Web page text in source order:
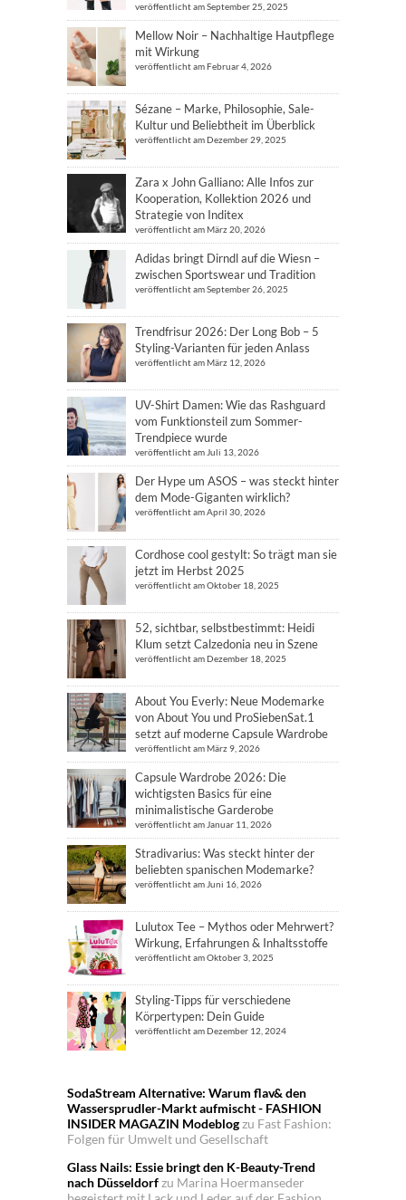
veröffentlicht am September 25, 2025
Mellow Noir – Nachhaltige Hautpflege
mit Wirkung
veröffentlicht am Februar 4, 2026
Sézane – Marke, Philosophie, Sale-
Kultur und Beliebtheit im Überblick
veröffentlicht am Dezember 29, 2025
Zara x John Galliano: Alle Infos zur
Kooperation, Kollektion 2026 und
Strategie von Inditex
veröffentlicht am März 20, 2026
Adidas bringt Dirndl auf die Wiesn –
zwischen Sportswear und Tradition
veröffentlicht am September 26, 2025
Trendfrisur 2026: Der Long Bob – 5
Styling-Varianten für jeden Anlass
veröffentlicht am März 12, 2026
UV-Shirt Damen: Wie das Rashguard
vom Funktionsteil zum Sommer-
Trendpiece wurde
veröffentlicht am Juli 13, 2026
Der Hype um ASOS – was steckt hinter
dem Mode-Giganten wirklich?
veröffentlicht am April 30, 2026
Cordhose cool gestylt: So trägt man sie
jetzt im Herbst 2025
veröffentlicht am Oktober 18, 2025
52, sichtbar, selbstbestimmt: Heidi
Klum setzt Calzedonia neu in Szene
veröffentlicht am Dezember 18, 2025
About You Everly: Neue Modemarke
von About You und ProSiebenSat.1
setzt auf moderne Capsule Wardrobe
veröffentlicht am März 9, 2026
Capsule Wardrobe 2026: Die
wichtigsten Basics für eine
minimalistische Garderobe
veröffentlicht am Januar 11, 2026
Stradivarius: Was steckt hinter der
beliebten spanischen Modemarke?
veröffentlicht am Juni 16, 2026
Lulutox Tee – Mythos oder Mehrwert?
Wirkung, Erfahrungen & Inhaltsstoffe
veröffentlicht am Oktober 3, 2025
Styling-Tipps für verschiedene
Körpertypen: Dein Guide
veröffentlicht am Dezember 12, 2024
SodaStream Alternative: Warum flav& den
Wassersprudler-Markt aufmischt - FASHION
INSIDER MAGAZIN Modeblogzu Fast Fashion:
Folgen für Umwelt und Gesellschaft
Glass Nails: Essie bringt den K-Beauty-Trend
nach Düsseldorfzu Marina Hoermanseder